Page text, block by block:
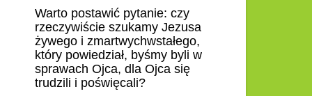
Warto postawić pytanie: czy
rzeczywiście szukamy Jezusa
żywego i zmartwychwstałego,
który powiedział, byśmy byli w
sprawach Ojca, dla Ojca się
trudzili i poświęcali?